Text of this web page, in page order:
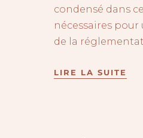
condensé dans
nécessaires
de la
LIRE LA SUITE